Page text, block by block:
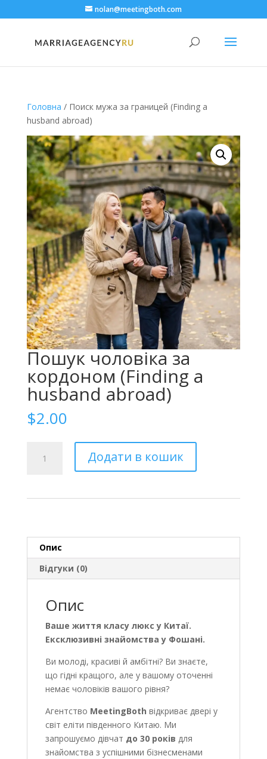
nolan@meetingboth.com
Головна / Поиск мужа за границей (Finding a
husband abroad)
Пошук чоловіка за
кордоном (Finding a
husband abroad)
$2.00
мужа
abroad)
кількість
Додати в кошик
Опис
Відгуки (0)
Опис
Ваше життя класу люкс у Китаї.
Ексклюзивні знайомства у Фошані.
Ви молоді, красиві й амбітні? Ви знаєте,
що гідні кращого, але у вашому оточенні
немає чоловіків вашого рівня?
Агентство MeetingBoth відкриває двері у
світ еліти південного Китаю. Ми
запрошуємо дівчат до 30 років для
знайомства з успішними бізнесменами